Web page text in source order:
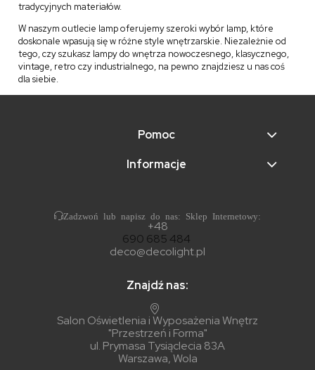
tradycyjnych materiałów.
W naszym outlecie lamp oferujemy szeroki wybór lamp, które
doskonale wpasują się w różne style wnętrzarskie. Niezależnie od
tego, czy szukasz lampy do wnętrza nowoczesnego, klasycznego,
vintage, retro czy industrialnego, na pewno znajdziesz u nas coś
dla siebie.
Pomoc
Informacje
Zadzwoń lub napisz do nas: Sklep Internetowy:
+48
690 685 484
deco@decolight.pl
Znajdź nas:
Salon Oświetlenia i Wyposażenia Wnętrz
"Przestrzeń i Forma"
ul. Prymasa Tysiąclecia 83A
Warszawa, Wola